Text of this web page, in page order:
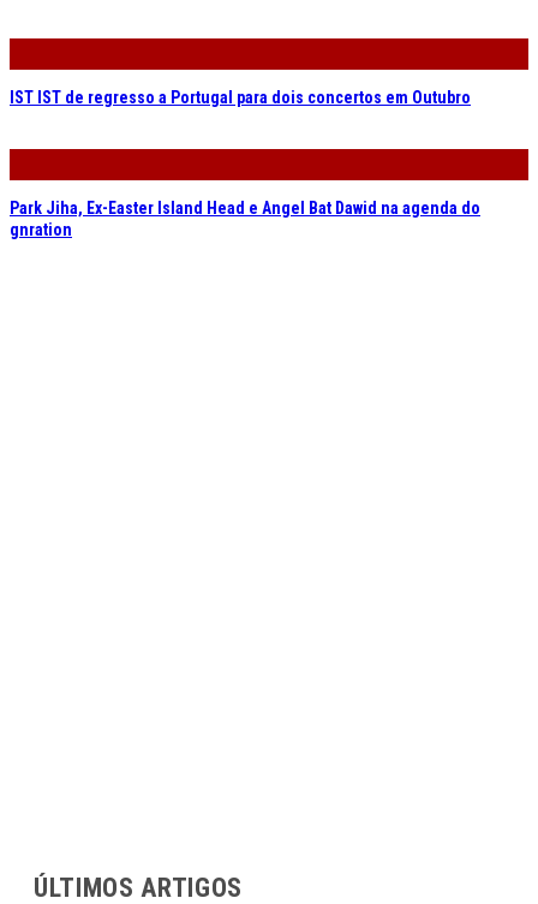
IST IST de regresso a Portugal para dois concertos em Outubro
Park Jiha, Ex-Easter Island Head e Angel Bat Dawid na agenda do
gnration
ÚLTIMOS ARTIGOS